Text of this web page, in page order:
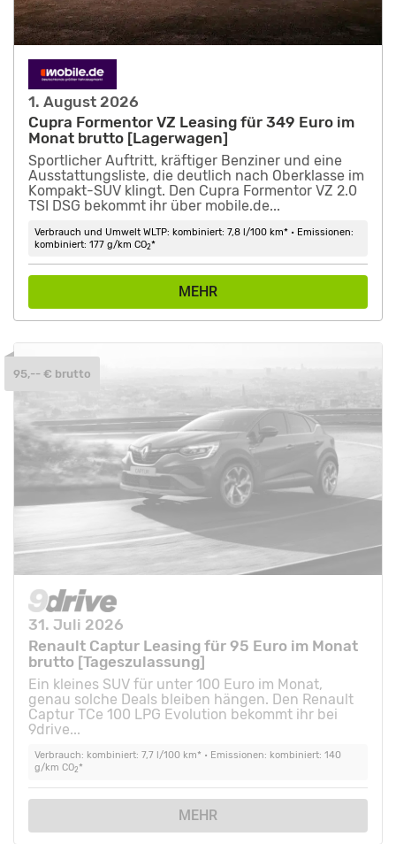
1. August 2026
Cupra Formentor VZ Leasing für 349 Euro im
Monat brutto [Lagerwagen]
Sportlicher Auftritt, kräftiger Benziner und eine
Ausstattungsliste, die deutlich nach Oberklasse im
Kompakt-SUV klingt. Den Cupra Formentor VZ 2.0
TSI DSG bekommt ihr über mobile.de...
Verbrauch und Umwelt WLTP: kombiniert: 7,8 l/100 km* • Emissionen:
kombiniert: 177 g/km CO2*
MEHR
31. Juli 2026
Renault Captur Leasing für 95 Euro im Monat
brutto [Tageszulassung]
Ein kleines SUV für unter 100 Euro im Monat,
genau solche Deals bleiben hängen. Den Renault
Captur TCe 100 LPG Evolution bekommt ihr bei
9drive...
Verbrauch: kombiniert: 7,7 l/100 km* • Emissionen: kombiniert: 140
g/km CO2*
MEHR
95,-- € brutto